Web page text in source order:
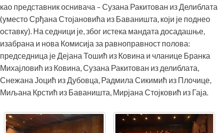
као представник оснивача – Сузана Ракитован из Делиблата
(уместо Срђана Стојановића из Баваништа, који је поднео
оставку). На седници је, због истека мандата досадашње,
изабрана и нова Комисија за равноправност полова:
председница је Дејана Тошић из Ковина и чланице Бранка
Михајловић из Ковина, Сузана Ракитован из делиблата,
Снежана Јоцић из Дубовца, Радмила Сикимић из Плочице,
Миљана Крстић из Баваништа, Мирјана Стојковић из Гаја.